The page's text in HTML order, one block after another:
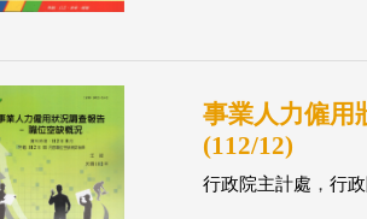
事業人力僱用
(112/12)
行政院主計處 ， 行